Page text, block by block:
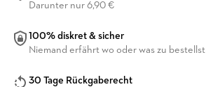
Darunter nur 6,90 €
100% diskret & sicher
Niemand erfährt wo oder was zu bestellst
30 Tage Rückgaberecht